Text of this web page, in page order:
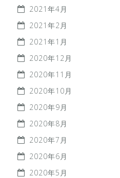
2021年4月
2021年2月
2021年1月
2020年12月
2020年11月
2020年10月
2020年9月
2020年8月
2020年7月
2020年6月
2020年5月